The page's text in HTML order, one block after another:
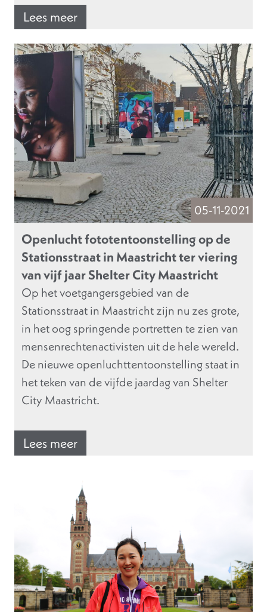
Lees meer
05-11-2021
Openlucht fototentoonstelling op de
Stationsstraat in Maastricht ter viering
van vijf jaar Shelter City Maastricht
Op het voetgangersgebied van de
Stationsstraat in Maastricht zijn nu zes grote,
in het oog springende portretten te zien van
mensenrechtenactivisten uit de hele wereld.
De nieuwe openluchttentoonstelling staat in
het teken van de vijfde jaardag van Shelter
City Maastricht.
Lees meer